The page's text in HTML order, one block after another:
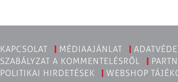
KAPCSOLAT MÉDIAAJÁNLAT
SZABÁLYZAT A KOMMENTELÉSRŐL
POLITIKAI HIRDETÉSEK
WEBSHOP